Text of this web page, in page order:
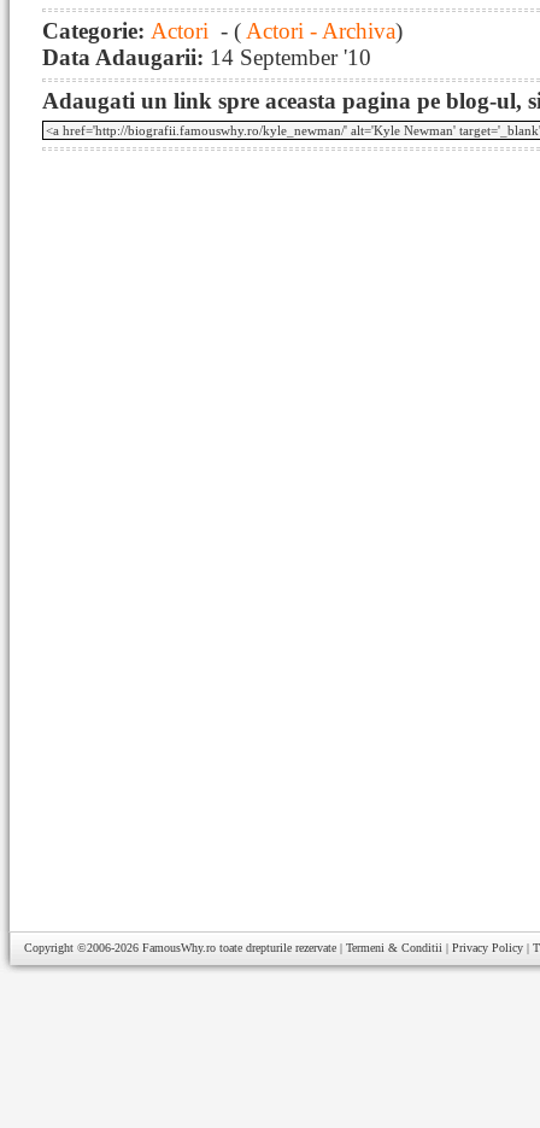
Categorie: Actori - ( Actori - Archiva)
Data Adaugarii: 14 September '10
Adaugati un link spre aceasta pagina pe blog-ul,
Copyright ©2006-2026 FamousWhy.ro toate drepturile rezervate | Termeni & Conditii | Privacy Policy |